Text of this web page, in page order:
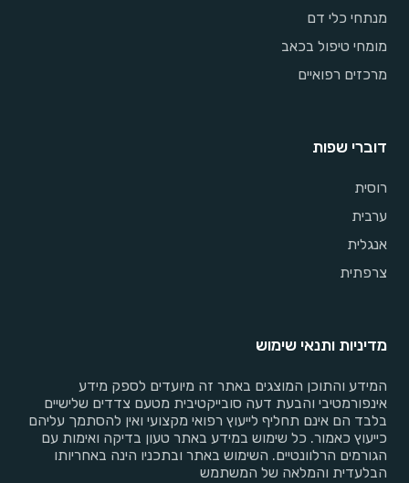
מנתחי כלי דם
מומחי טיפול בכאב
מרכזים רפואיים
דוברי שפות
רוסית
ערבית
אנגלית
צרפתית
מדיניות ותנאי שימוש
המידע והתוכן המוצגים באתר זה מיועדים לספק מידע
אינפורמטיבי והבעת דעה סובייקטיבית מטעם צדדים שלישיים
בלבד הם אינם תחליף לייעוץ רפואי מקצועי ואין להסתמך עליהם
כייעוץ כאמור. כל שימוש במידע באתר טעון בדיקה ואימות עם
הגורמים הרלוונטיים. השימוש באתר ובתכניו הינה באחריותו
הבלעדית והמלאה של המשתמש